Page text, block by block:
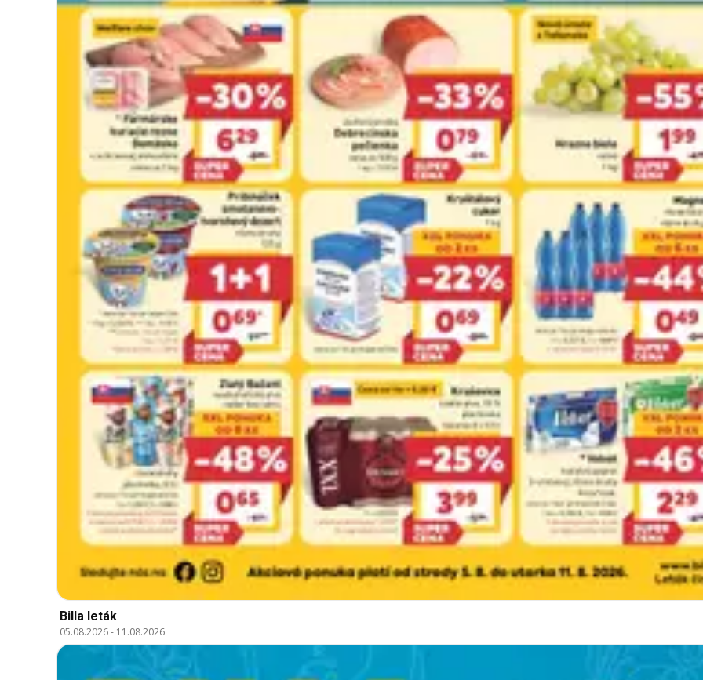
Billa leták
05.08.2026- 11.08.2026